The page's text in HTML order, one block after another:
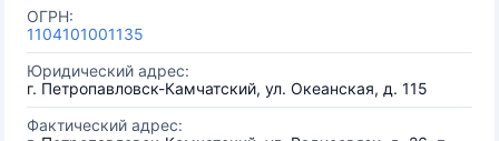
ОГРН:
1104101001135
Юридический адрес:
г. Петропавловск-Камчатский, ул. Океанская, д. 115
Фактический адрес: